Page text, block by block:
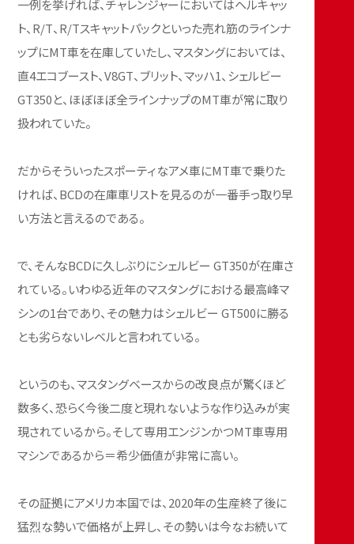
一例を挙げれば、チャレンジャーにおいてはヘルキャッ
ト、R/T、R/Tスキャットパックといった売れ筋のラインナ
ップにMT車を在庫していたし、マスタングにおいては、
直4エコブースト、V8GT、ブリット、マッハ1、シェルビー
GT350と、ほぼほぼ全ラインナップのMT車が常に取り
扱われていた。
だからそういったスポーティなアメ車にMT車で乗りた
ければ、BCDの在庫車リストを見るのが一番手っ取り早
い方法と言えるのである。
で、そんなBCDに久しぶりにシェルビー GT350が在庫さ
れている。いわゆる近年のマスタングにおける最高峰マ
シンの1台であり、その魅力はシェルビー GT500に勝る
とも劣らないレベルと言われている。
というのも、マスタングベースからの改良点が驚くほど
数多く、恐らく今後二度と現れないような作り込みが実
現されているから。そして専用エンジンかつMT車専用
マシンであるから＝希少価値が非常に高い。
その証拠にアメリカ本国では、2020年の生産終了後に
猛烈な勢いで価格が上昇し、その勢いは今なお続いて